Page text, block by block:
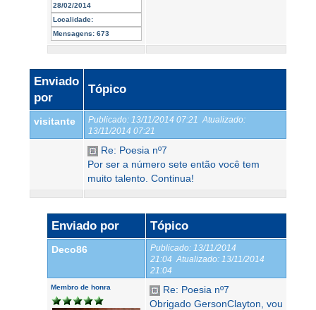
28/02/2014
Localidade:
Mensagens: 673
Enviado
por
Tópico
visitante Publicado: 13/11/2014 07:21 Atualizado:
13/11/2014 07:21
Re: Poesia nº7
Por ser a número sete então você tem
muito talento. Continua!
Enviado por Tópico
Deco86 Publicado: 13/11/2014
21:04 Atualizado: 13/11/2014
21:04
Membro de honra
Re: Poesia nº7
Obrigado GersonClayton, vou